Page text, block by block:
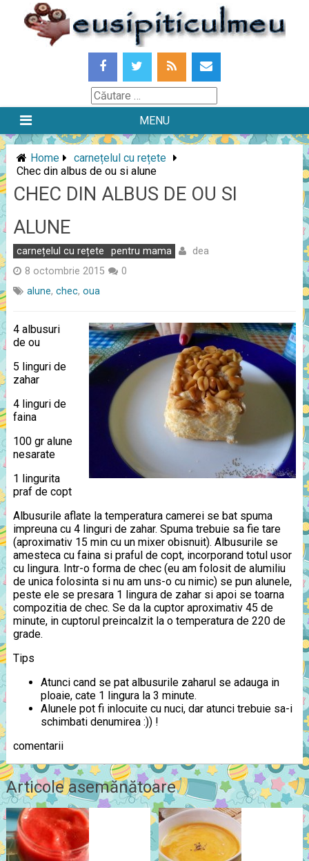
content
Căutare
MENU
Home
carnețelul cu rețete
Chec din albus de ou si alune
CHEC DIN ALBUS DE OU SI
ALUNE
carnețelul cu rețete pentru mama dea
8 octombrie 2015
0
alune, chec, oua
4 albusuri
de ou
5 linguri de
zahar
4 linguri de
faina
100 gr alune
nesarate
1 lingurita
praf de copt
Albusurile aflate la temperatura camerei se bat spuma
impreuna cu 4 linguri de zahar. Spuma trebuie sa fie tare
(aproximativ 15 min cu un mixer obisnuit). Albusurile se
amesteca cu faina si praful de copt, incorporand totul usor
cu lingura. Intr-o forma de chec (eu am folosit de alumiliu
de unica folosinta si nu am uns-o cu nimic) se pun alunele,
peste ele se presara 1 lingura de zahar si apoi se toarna
compozitia de chec. Se da la cuptor aproximativ 45 de
minute, in cuptorul preincalzit la o temperatura de 220 de
grade.
Tips
Atunci cand se pat albusurile zaharul se adauga in
ploaie, cate 1 lingura la 3 minute.
Alunele pot fi inlocuite cu nuci, dar atunci trebuie sa-i
schimbati denumirea :)) !
comentarii
Articole asemănătoare